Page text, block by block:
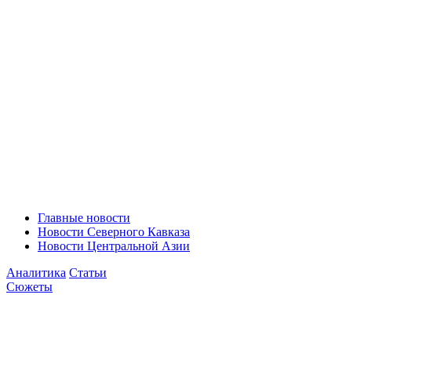
Главные новости
Новости Северного Кавказа
Новости Центральной Азии
Аналитика Статьи
Сюжеты